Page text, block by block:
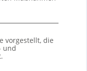
vorgestellt, die
und